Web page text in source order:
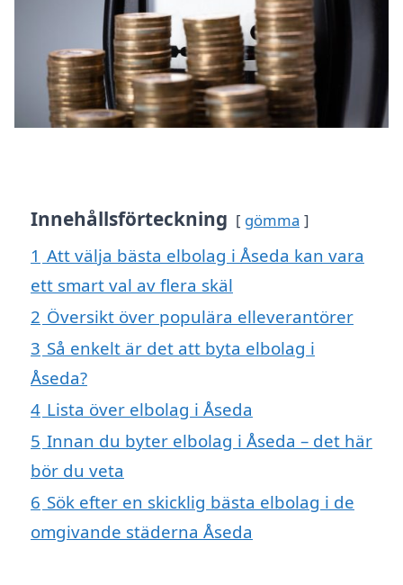
Innehållsförteckning gömma
1 Att välja bästa elbolag i Åseda kan vara
ett smart val av flera skäl
2 Översikt över populära elleverantörer
3 Så enkelt är det att byta elbolag i
Åseda?
4 Lista över elbolag i Åseda
5 Innan du byter elbolag i Åseda – det här
bör du veta
6 Sök efter en skicklig bästa elbolag i de
omgivande städerna Åseda